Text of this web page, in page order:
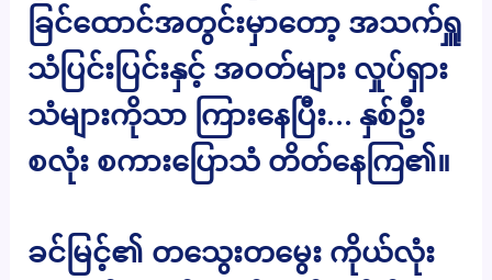
ခြင်ထောင်အတွင်းမှာတော့ အသက်ရှူ
သံပြင်းပြင်းနှင့် အဝတ်များ လှုပ်ရှား
သံများကိုသာ ကြားနေပြီး… နှစ်ဦး
စလုံး စကားပြောသံ တိတ်နေကြ၏။
ခင်မြင့်၏ တသွေးတမွေး ကိုယ်လုံး